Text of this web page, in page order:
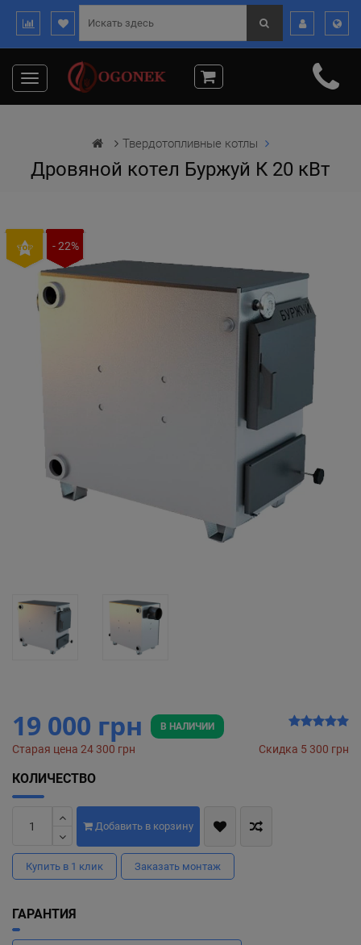
Toggle
navigation
Твердотопливные котлы
Дровяной котел Буржуй К 20 кВт
- 22%
19 000 грн В НАЛИЧИИ
Старая цена 24 300 грн Скидка 5 300 грн
КОЛИЧЕСТВО
Добавить в корзину
Купить в 1 клик Заказать монтаж
ГАРАНТИЯ